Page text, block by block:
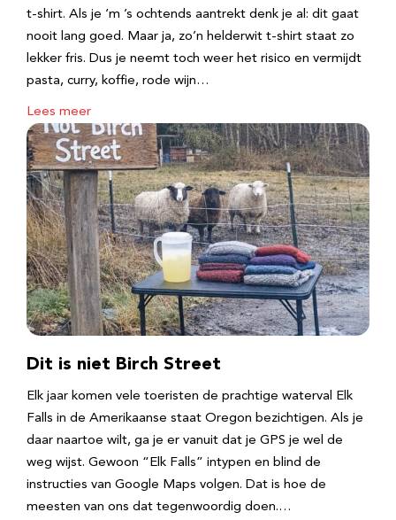
t-shirt. Als je ‘m ’s ochtends aantrekt denk je al: dit gaat
nooit lang goed. Maar ja, zo’n helderwit t-shirt staat zo
lekker fris. Dus je neemt toch weer het risico en vermijdt
pasta, curry, koffie, rode wijn…
Lees meer
Dit is niet Birch Street
Elk jaar komen vele toeristen de prachtige waterval Elk
Falls in de Amerikaanse staat Oregon bezichtigen. Als je
daar naartoe wilt, ga je er vanuit dat je GPS je wel de
weg wijst. Gewoon “Elk Falls” intypen en blind de
instructies van Google Maps volgen. Dat is hoe de
meesten van ons dat tegenwoordig doen.…